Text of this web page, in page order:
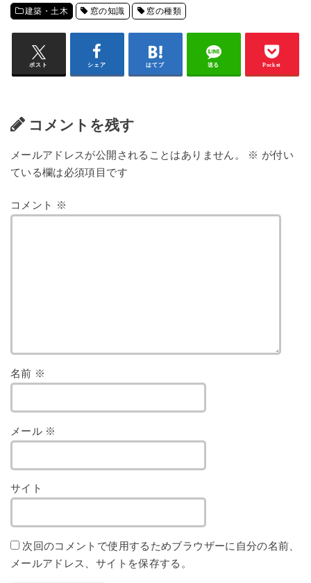
建築・土木 窓の知識 窓の種類
ポスト シェア はてブ 送る Pocket
コメントを残す
メールアドレスが公開されることはありません。 ※ が付い
ている欄は必須項目です
コメント ※
名前 ※
メール ※
サイト
次回のコメントで使用するためブラウザーに自分の名前、
メールアドレス、サイトを保存する。